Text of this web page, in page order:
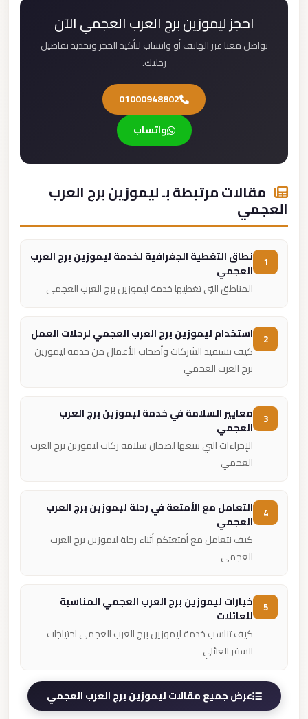
احجز ليموزين برج العرب العجمي الآن
تواصل معنا عبر الهاتف أو واتساب لتأكيد الحجز وتحديد تفاصيل
رحلتك.
01000948802
واتساب
مقالات مرتبطة بـ ليموزين برج العرب
العجمي
نطاق التغطية الجغرافية لخدمة ليموزين برج العرب
العجمي
المناطق التي تغطيها خدمة ليموزين برج العرب العجمي
استخدام ليموزين برج العرب العجمي لرحلات العمل
كيف تستفيد الشركات وأصحاب الأعمال من خدمة ليموزين
برج العرب العجمي
معايير السلامة في خدمة ليموزين برج العرب
العجمي
الإجراءات التي نتبعها لضمان سلامة ركاب ليموزين برج العرب
العجمي
التعامل مع الأمتعة في رحلة ليموزين برج العرب
العجمي
كيف نتعامل مع أمتعتكم أثناء رحلة ليموزين برج العرب
العجمي
خيارات ليموزين برج العرب العجمي المناسبة
للعائلات
كيف تناسب خدمة ليموزين برج العرب العجمي احتياجات
السفر العائلي
عرض جميع مقالات ليموزين برج العرب العجمي